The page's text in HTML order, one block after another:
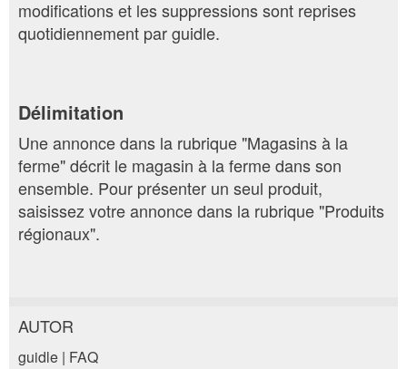
modifications et les suppressions sont reprises
quotidiennement par guidle.
Délimitation
Une annonce dans la rubrique "Magasins à la
ferme" décrit le magasin à la ferme dans son
ensemble. Pour présenter un seul produit,
saisissez votre annonce dans la rubrique "Produits
régionaux".
Annonces répréhensibles
Recommander l'annonce
AUTOR
guidle | FAQ